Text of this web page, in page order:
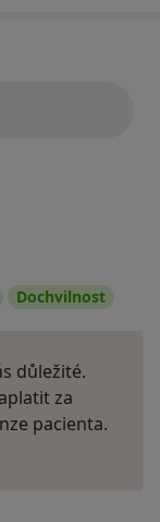
Dochvilnost
důležité.
za
pacienta.